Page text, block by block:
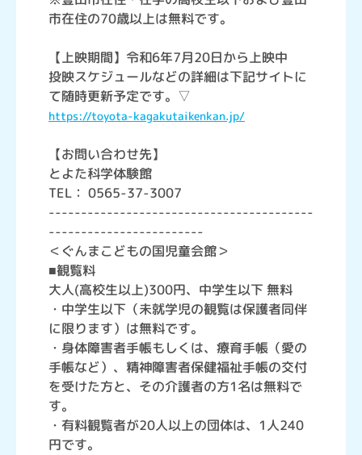
市在住の70歳以上は無料です。
【上映期間】令和6年7月20日から上映中
投映スケジュールなどの詳細は下記サイトに
て随時更新予定です。▽
https://toyota-kagakutaikenkan.jp/
【お問い合わせ先】
とよた科学体験館
TEL： 0565-37-3007
-----------------------------------------
------------------------
＜ぐんまこどもの国児童会館＞
■観覧料
大人(高校生以上)300円、中学生以下 無料
・中学生以下（未就学児の観覧は保護者同伴
に限ります）は無料です。
・身体障害者手帳もしくは、療育手帳（愛の
手帳など）、精神障害者保健福祉手帳の交付
を受けた方と、その介護者の方1名は無料で
す。
・有料観覧者が20人以上の団体は、1人240
円です。